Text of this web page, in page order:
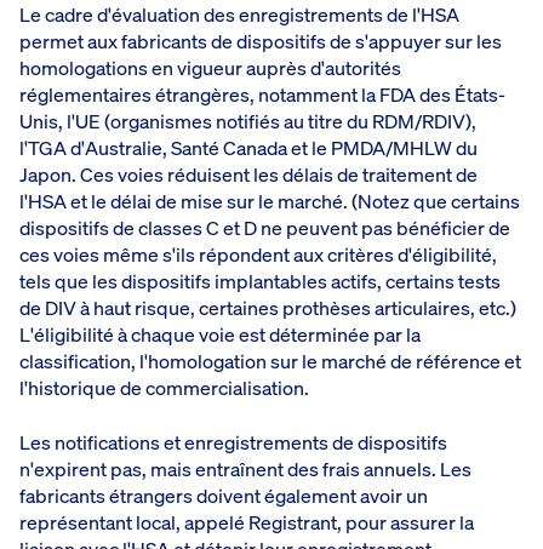
Le cadre d'évaluation des enregistrements de l'HSA
permet aux fabricants de dispositifs de s'appuyer sur les
homologations en vigueur auprès d'autorités
réglementaires étrangères, notamment la FDA des États-
Unis, l'UE (organismes notifiés au titre du RDM/RDIV),
l'TGA d'Australie, Santé Canada et le PMDA/MHLW du
Japon. Ces voies réduisent les délais de traitement de
l'HSA et le délai de mise sur le marché. (Notez que certains
dispositifs de classes C et D ne peuvent pas bénéficier de
ces voies même s'ils répondent aux critères d'éligibilité,
tels que les dispositifs implantables actifs, certains tests
de DIV à haut risque, certaines prothèses articulaires, etc.)
L'éligibilité à chaque voie est déterminée par la
classification, l'homologation sur le marché de référence et
l'historique de commercialisation.
Les notifications et enregistrements de dispositifs
n'expirent pas, mais entraînent des frais annuels. Les
fabricants étrangers doivent également avoir un
représentant local, appelé Registrant, pour assurer la